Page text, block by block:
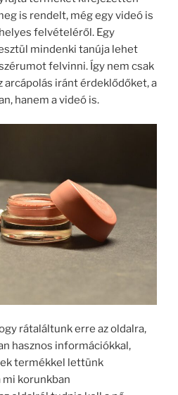
is rendelt, még egy videó is
felvételéről. Egy
mindenki tanúja lehet
felvinni. Így nem csak
arcápolás iránt érdeklődőket, a
hanem a videó is.
rátaláltunk erre az oldalra,
hasznos információkkal,
termékkel lettünk
mi korunkban